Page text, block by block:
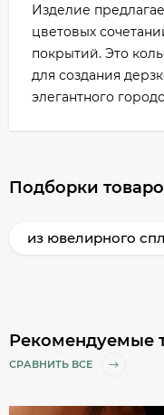
Изделие
цветовых
покрытий. Это
для создания
элегантного
Подборки
из ювелирного
Рекомендуемые
СРАВНИТЬ ВСЕ